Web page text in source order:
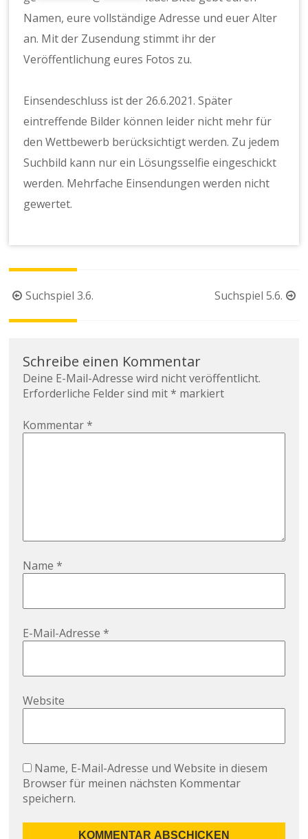
Namen, eure vollständige Adresse und euer Alter
an. Mit der Zusendung stimmt ihr der
Veröffentlichung eures Fotos zu.
Einsendeschluss ist der 26.6.2021. Später
eintreffende Bilder können leider nicht mehr für
den Wettbewerb berücksichtigt werden. Zu jedem
Suchbild kann nur ein Lösungsselfie eingeschickt
werden. Mehrfache Einsendungen werden nicht
gewertet.
Beitragsnavigation
Suchspiel 3.6. Suchspiel 5.6.
Schreibe einen Kommentar
Deine E-Mail-Adresse wird nicht veröffentlicht.
Erforderliche Felder sind mit* markiert
Kommentar*
Name*
E-Mail-Adresse*
Website
Name, E-Mail-Adresse und Website in diesem
Browser für meinen nächsten Kommentar
speichern.